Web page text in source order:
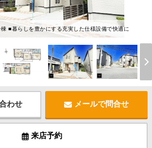
■暮らしを豊かにする充実した仕様設備で快適に
わせ メールで問合せ
来店予約